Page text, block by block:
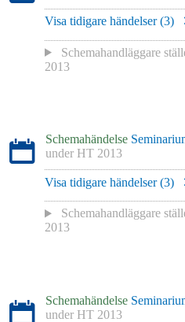
Visa tidigare händelser (3)
Schemahandläggare
2013
Schemahändelse
under HT 2013
Visa tidigare händelser (3)
Schemahandläggare
2013
Schemahändelse
under HT 2013